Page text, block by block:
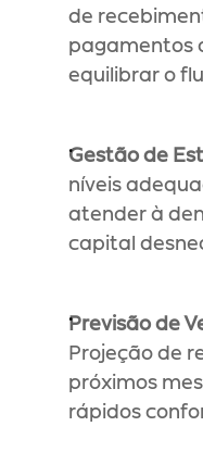
de
pagamentos
equilibrar o
Gestão de
níveis
atender à
capital
Previsão de
Projeção de
próximos
rápidos